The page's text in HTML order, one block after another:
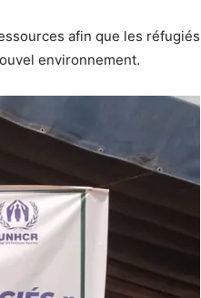
afin que les réfugiés
environnement.